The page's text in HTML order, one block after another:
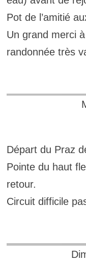
Pot de l’amitié
Un grand merci
randonnée très
Départ du Praz
Pointe du haut
retour.
Circuit difficile